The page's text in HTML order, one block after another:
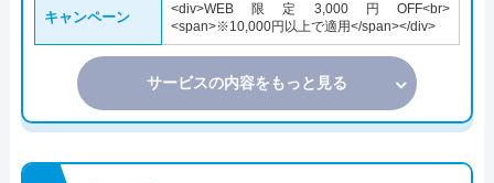
キャンペーン
<div>WEB限定3,000円OFF<br>
<span>※10,000円以上で適用</span></div>
サービスの内容をもっと見る